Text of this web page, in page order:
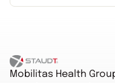
Startseite
Mobilitas Health